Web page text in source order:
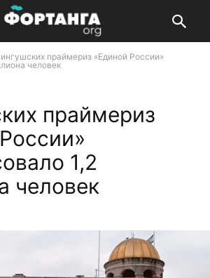
праймериз «Единой России»
человек
праймериз
1,2
человек